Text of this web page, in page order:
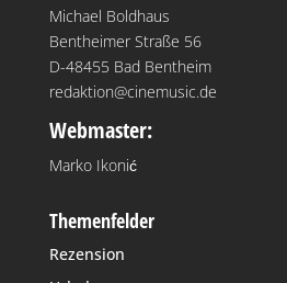
Michael Boldhaus
Bentheimer Straße 56
D-48455 Bad Bentheim
redaktion@cinemusic.de
Webmaster:
Marko Ikonić
Themenfelder
Rezension